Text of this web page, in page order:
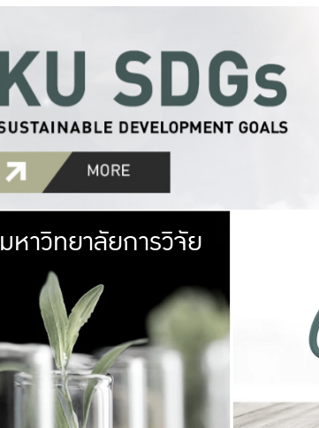
มหาวิทยาลัย
เกษตรศาสตร์ มีพื้นที่เขียวสดใส หนาแน่น
เป็นป่าในเมือง (URBAN FOREST)
เกษตรในเมือง (URBAN AGRICULTURE)
ที่นับรวมกันได้ประมาณ 1,400 ไร่
มหาวิทยาลัยการวิจัย